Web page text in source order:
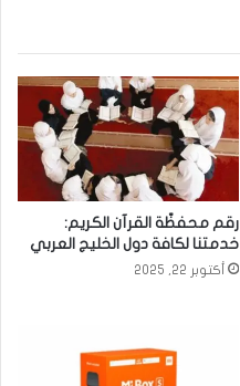
رقم محفظّة القرآن الكريم:
خدمتنا لكافة دول الخليج العربي
أكتوبر 22, 2025